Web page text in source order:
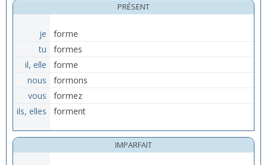
PRÉSENT
je
forme
tu
formes
il, elle
forme
nous
formons
vous
formez
ils, elles
forment
IMPARFAIT